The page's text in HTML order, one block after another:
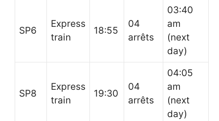
SP6
Express
train
18:55
04
arrêts
03:40
am
(next
day)
SP8
Express
train
19:30
04
arrêts
04:05
am
(next
day)